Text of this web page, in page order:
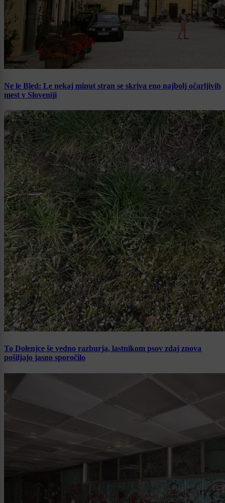
Ne le Bled: Le nekaj minut stran se skriva eno najbolj očarljivih
mest v Sloveniji
To Dolenjce še vedno razburja, lastnikom psov zdaj znova
pošiljajo jasno sporočilo